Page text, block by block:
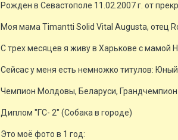
Рожден в Севастополе 11.02.2007 г. от
Моя мама Timantti Solid Vital Augusta, отец
С трех месяцев я живу в Харькове с мамой
Сейсас у меня есть немножко титулов:
Чемпион Молдовы, Беларуси, Грандчемпион
Диплом "ГС- 2" (Собака в городе)
Это моё фото в 1 год: